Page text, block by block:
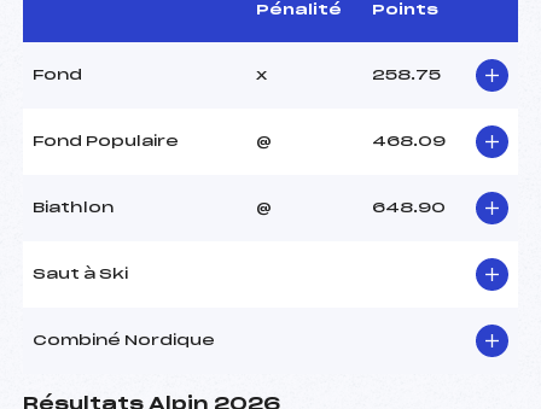
Pénalité Points
Fond x 258.75
Fond Populaire @ 468.09
Biathlon @ 648.90
Saut à Ski
Combiné Nordique
Résultats Alpin 2026